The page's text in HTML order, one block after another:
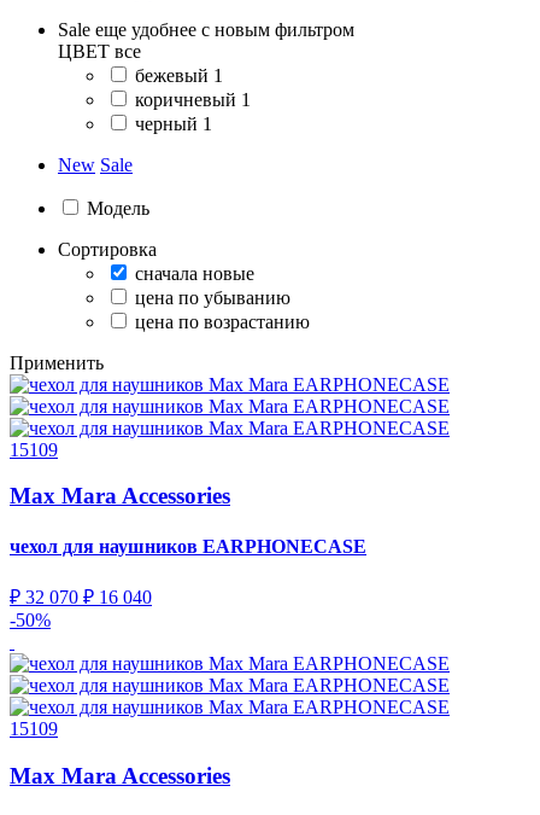
Sale еще удобнее с новым фильтром
ЦВЕТ все
бежевый 1
коричневый 1
черный 1
New Sale
Модель
Сортировка
сначала новые
цена по убыванию
цена по возрастанию
Применить
15109
Max Mara Accessories
чехол для наушников EARPHONECASE
₽ 32 070 ₽ 16 040
-50%
15109
Max Mara Accessories